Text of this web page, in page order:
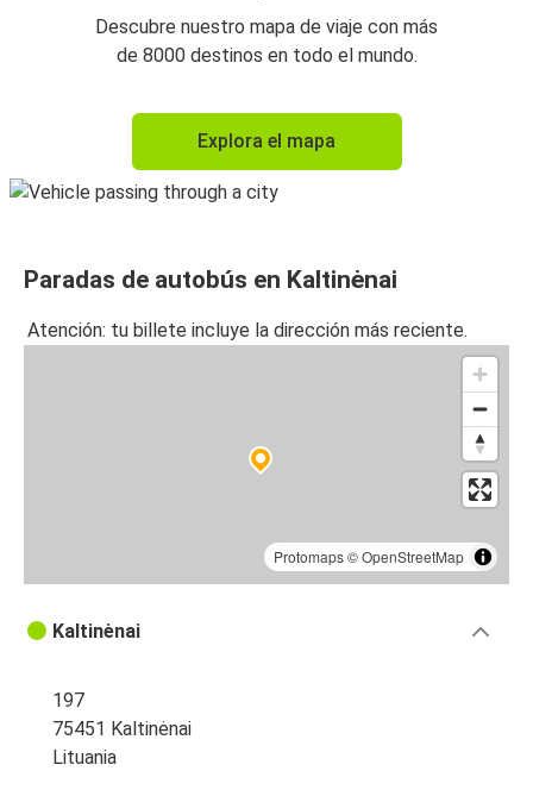
Descubre nuestro mapa de viaje con más
de 8000 destinos en todo el mundo.
Explora el mapa
Paradas de autobús en Kaltinėnai
Atención: tu billete incluye la dirección más reciente.
Protomaps©OpenStreetMap
Kaltinėnai
197
75451 Kaltinėnai
Lituania